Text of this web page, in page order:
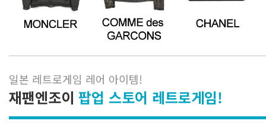
일본 레트로게임 레어 아이템!
재팬엔조이 팝업 스토어 레트로게임!